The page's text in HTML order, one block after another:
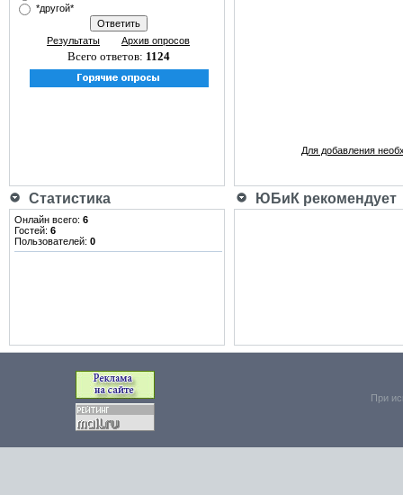
*другой*
Результаты Архив опросов
Всего ответов: 1124
Для добавления
Статистика ЮБиК рекомендует
Онлайн всего: 6
Гостей: 6
Пользователей: 0
При